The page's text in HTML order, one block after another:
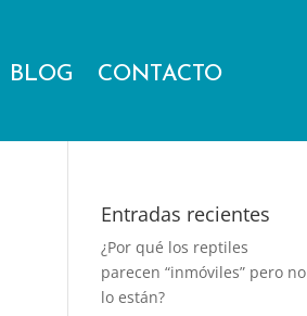
BLOG CONTACTO
Entradas recientes
¿Por qué los reptiles
parecen “inmóviles” pero no
lo están?